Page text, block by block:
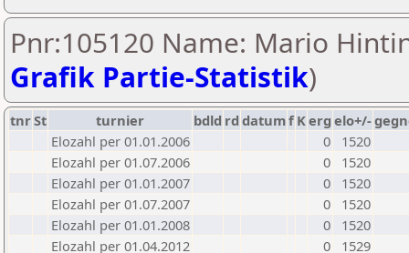
Pnr:105120 Name: Mario
Grafik Partie-Statistik)
tnrSt turnier bdld rd datumf Kerg elo+/-
Elozahl per 01.01.2006
0
1520
Elozahl per 01.07.2006
0
1520
Elozahl per 01.01.2007
0
1520
Elozahl per 01.07.2007
0
1520
Elozahl per 01.01.2008
0
1520
Elozahl per 01.04.2012
0
1529